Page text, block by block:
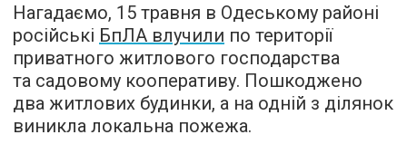
Нагадаємо, 15 травня в Одеському районі
російські БпЛА влучили по території
приватного житлового господарства
та садовому кооперативу. Пошкоджено
два житлових будинки, а на одній з ділянок
виникла локальна пожежа.